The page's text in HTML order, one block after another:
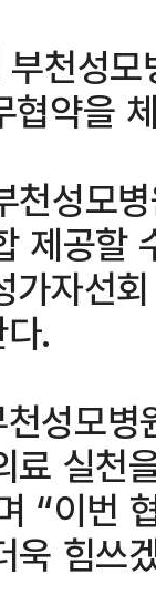
천성모
협약을
천성모
제공할
가자선
.
성모
료 실천
“이번
욱 힘쓰